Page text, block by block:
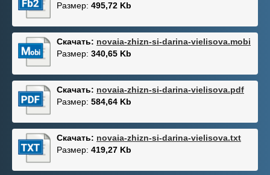
Размер: 495,72 Kb
Скачать: novaia-zhizn-si-darina-vielisova.mobi
Размер: 340,65 Kb
Скачать: novaia-zhizn-si-darina-vielisova.pdf
Размер: 584,64 Kb
Скачать: novaia-zhizn-si-darina-vielisova.txt
Размер: 419,27 Kb